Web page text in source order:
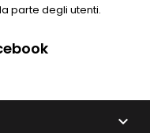
parte degli utenti.
